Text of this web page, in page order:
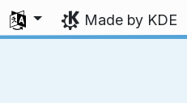
Select your language
Made by KDE